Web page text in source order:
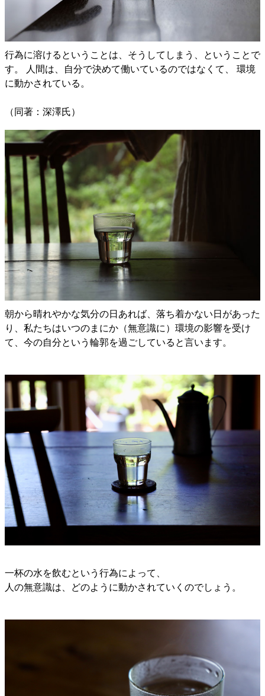
行為に溶けるということは、そうしてしまう、ということで
す。 人間は、自分で決めて働いているのではなくて、 環境
に動かされている。
（同著：深澤氏）
朝から晴れやかな気分の日あれば、落ち着かない日があった
り、私たちはいつのまにか（無意識に）環境の影響を受け
て、今の自分という輪郭を過ごしていると言います。
一杯の水を飲むという行為によって、
人の無意識は、どのように動かされていくのでしょう。